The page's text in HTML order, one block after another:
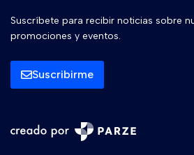
Suscríbete para recibir noticias sobre
promociones y eventos.
Suscribirme